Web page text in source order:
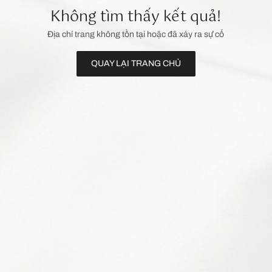
Không tìm thấy kết quả!
Địa chỉ trang không tồn tại hoặc đã xảy ra sự cố
QUAY LẠI TRANG CHỦ